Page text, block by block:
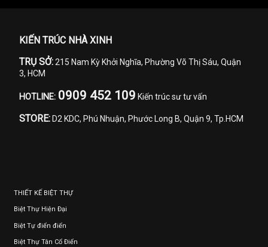
KIẾN TRÚC NHÀ XINH
TRỤ SỞ: 215 Nam Kỳ Khởi Nghĩa, Phường Võ Thị Sáu, Quận
3, HCM
HOTLINE: 0909 452 109 Kiến trúc sư tư vấn
STORE: D2 KDC, Phú Nhuận, Phước Long B, Quận 9, Tp.HCM
THIẾT KẾ BIỆT THỰ
Biệt Thự Hiện Đại
Biệt Tự điển điển
Biệt Thự Tân Cổ Điển